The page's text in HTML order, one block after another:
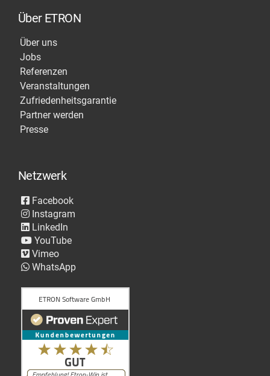
Über ETRON
Über uns
Jobs
Referenzen
Veranstaltungen
Zufriedenheitsgarantie
Partner werden
Presse
Netzwerk
Facebook
Instagram
LinkedIn
YouTube
Vimeo
WhatsApp